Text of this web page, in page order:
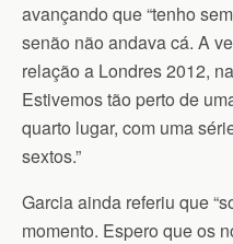
avançando que “tenho
senão não andava cá. A
relação a Londres 2012,
Estivemos tão perto de
quarto lugar, com uma
sextos.”
Garcia ainda referiu que
momento. Espero que os